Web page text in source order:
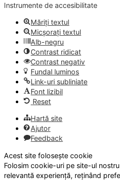
Instrumente de accesibilitate
Măriți textul
Micșorați textul
Alb-negru
Contrast ridicat
Contrast negativ
Fundal luminos
Link-uri subliniate
Font lizibil
Reset
Hartă site
Ajutor
Feedback
Acest site folosește cookie
Folosim cookie-uri pe site-ul
relevantă experiență, reținând